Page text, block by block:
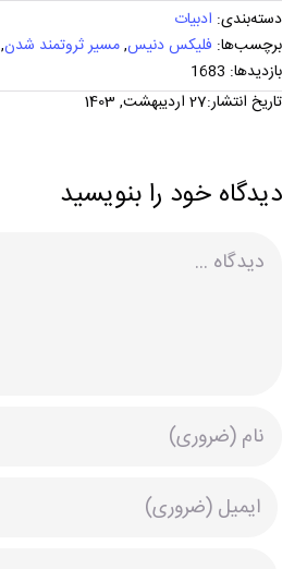
دسته‌بندی: ادبیات
برچسب‌ها: فلیکس دنیس,مسیر ثروتمند شدن,
بازدیدها: 1683
تاریخ انتشار:27 اردیبهشت, 1403
دیدگاه خود را بنویسید